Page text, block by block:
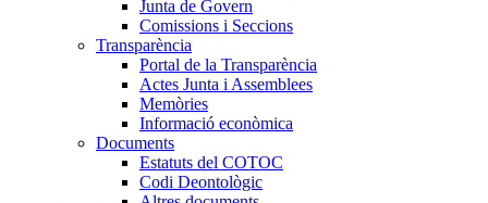
Junta de Govern
Comissions i Seccions
Transparència
Portal de la Transparència
Actes Junta i Assemblees
Memòries
Informació econòmica
Documents
Estatuts del COTOC
Codi Deontològic